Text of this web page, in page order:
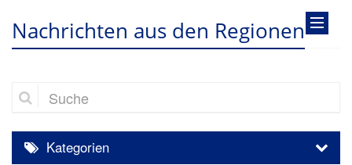
Nachrichten aus den Regionen
Suche
Kategorien